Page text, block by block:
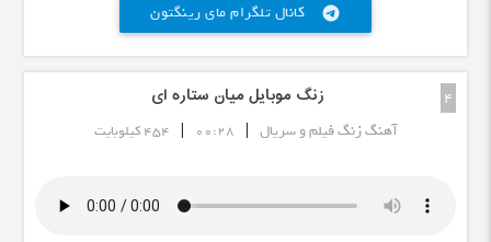
کانال تلگرام مای رینگتون telegram
4 زنگ موبایل میان ستاره ای
آهنگ زنگ فیلم و سریال |
00:28
| 454 کیلوبایت